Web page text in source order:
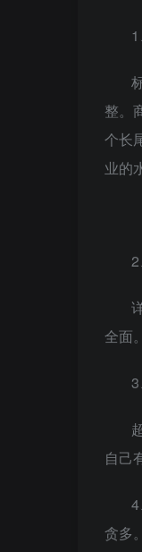
整。
个长
业的
全面
自己
贪多。